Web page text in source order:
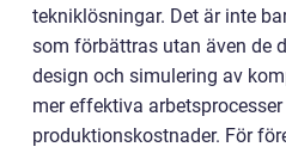
tekniklösningar. Det är inte
som förbättras utan även de
design och simulering av
mer effektiva
produktionskostnader. För